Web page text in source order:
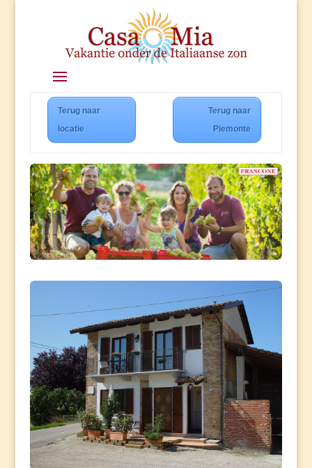
Terug naar
locatie
Terug naar
Piemonte